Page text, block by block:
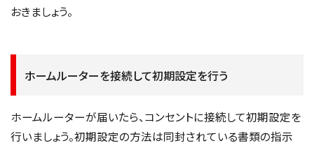
おきましょう。
ホームルーターを接続して初期設定を行う
ホームルーターが届いたら、コンセントに接続して初期設定を
行いましょう。初期設定の方法は同封されている書類の指示